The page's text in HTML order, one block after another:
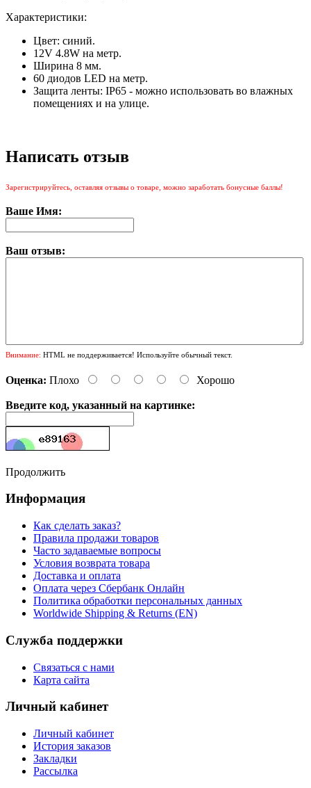
Характеристики:
Цвет: синий.
12V 4.8W на метр.
Ширина 8 мм.
60 диодов LED на метр.
Защита ленты: IP65 - можно использовать во влажных
помещениях и на улице.
Написать отзыв
Зарегистрируйтесь, оставляя отзывы о товаре, можно заработать бонусные баллы!
Ваше Имя:
Ваш отзыв:
Внимание: HTML не поддерживается! Используйте обычный текст.
Оценка: Плохо Хорошо
Введите код, указанный на картинке:
Продолжить
Информация
Как сделать заказ?
Правила продажи товаров
Часто задаваемые вопросы
Условия возврата товара
Доставка и оплата
Оплата через Сбербанк Онлайн
Политика обработки персональных данных
Worldwide Shipping & Returns (EN)
Служба поддержки
Связаться с нами
Карта сайта
Личный кабинет
Личный кабинет
История заказов
Закладки
Рассылка